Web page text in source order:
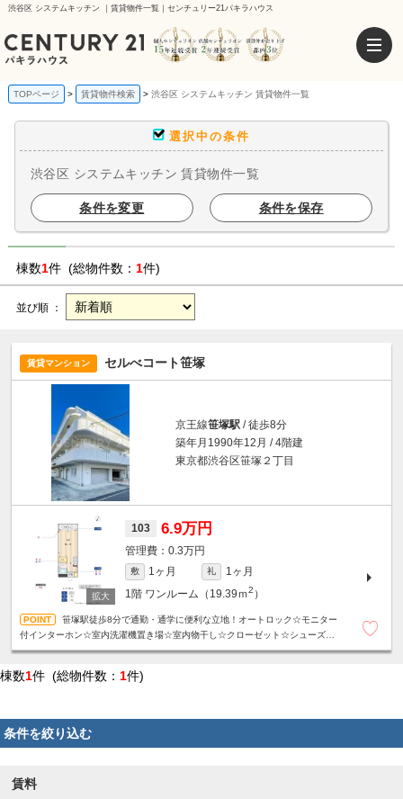
渋谷区 システムキッチン ｜賃貸物件一覧｜センチュリー21パキラハウス
TOPページ 賃貸物件検索 渋谷区 システムキッチン 賃貸物件一覧
選択中の条件
渋谷区 システムキッチン 賃貸物件一覧
条件を変更 条件を保存
棟数1件 (総物件数： 1件)
並び順 ：
賃貸マンション セルべコート笹塚
京王線笹塚駅 / 徒歩8分
築年月1990年12月 / 4階建
東京都渋谷区笹塚２丁目
103 6.9万円
0.3万円
敷 1ヶ月 礼
1ヶ月
1階 ワンルーム（19.39ｍ2 ）
笹塚駅徒歩8分で通勤・通学に便利な立地！オートロック☆モニター
付インターホン☆室内洗濯機置き場☆室内物干し☆クローゼット☆シューズボ
棟数1件 (総物件数： 1件)
条件を絞り込む
賃料